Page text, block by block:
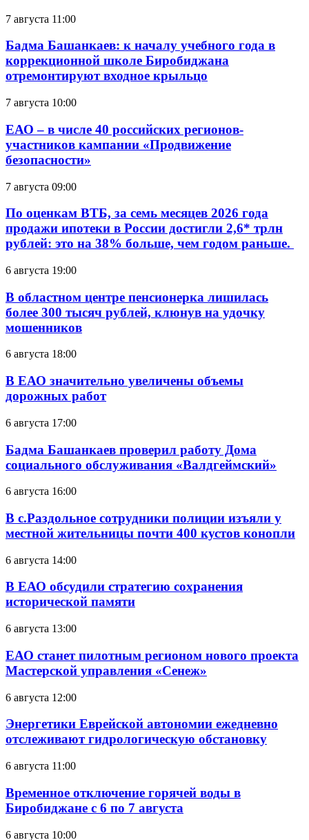
7 августа 11:00
Бадма Башанкаев: к началу учебного года в
коррекционной школе Биробиджана
отремонтируют входное крыльцо
7 августа 10:00
ЕАО – в числе 40 российских регионов-
участников кампании «Продвижение
безопасности»
7 августа 09:00
По оценкам ВТБ, за семь месяцев 2026 года
продажи ипотеки в России достигли 2,6* трлн
рублей: это на 38% больше, чем годом раньше.
6 августа 19:00
В областном центре пенсионерка лишилась
более 300 тысяч рублей, клюнув на удочку
мошенников
6 августа 18:00
В ЕАО значительно увеличены объемы
дорожных работ
6 августа 17:00
Бадма Башанкаев проверил работу Дома
социального обслуживания «Валдгеймский»
6 августа 16:00
В с.Раздольное сотрудники полиции изъяли у
местной жительницы почти 400 кустов конопли
6 августа 14:00
В ЕАО обсудили стратегию сохранения
исторической памяти
6 августа 13:00
ЕАО станет пилотным регионом нового проекта
Мастерской управления «Сенеж»
6 августа 12:00
Энергетики Еврейской автономии ежедневно
отслеживают гидрологическую обстановку
6 августа 11:00
Временное отключение горячей воды в
Биробиджане с 6 по 7 августа
6 августа 10:00